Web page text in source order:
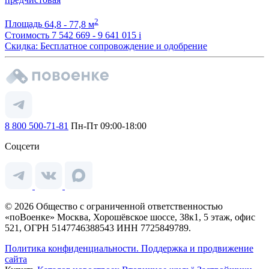
Площадь 64,8 - 77,8 м2
Стоимость 7 542 669 - 9 641 015 i
Скидка: Бесплатное сопровождение и одобрение
8 800 500-71-81 Пн-Пт 09:00-18:00
Соцсети
© 2026 Общество с ограниченной ответственностью
«поВоенке» Москва, Хорошёвское шоссе, 38к1, 5 этаж, офис
521, ОГРН 5147746388543 ИНН 7725849789.
Политика конфиденциальности. Поддержка и продвижение
сайта